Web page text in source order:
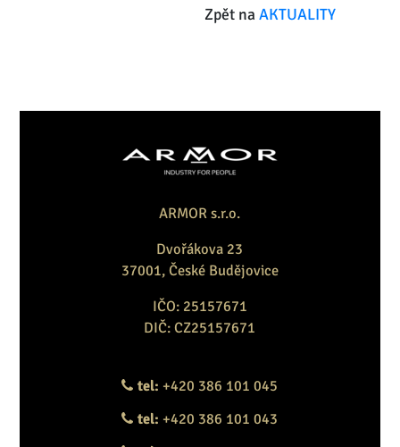
Zpět na AKTUALITY
ARMOR s.r.o.
Dvořákova 23
37001, České Budějovice
IČO: 25157671
DIČ: CZ25157671
tel: +420 386 101 045
tel: +420 386 101 043